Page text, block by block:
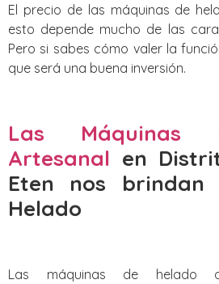
El precio de las máquinas de
esto depende mucho de las
Pero si sabes cómo valer la
que será una buena inversión.
Las Máquinas
Artesanal en
Eten nos brindan
Helado
Las máquinas de helado